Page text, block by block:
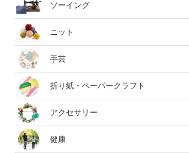
ソーイング
ニット
手芸
折り紙・ペーパークラフト
アクセサリー
健康